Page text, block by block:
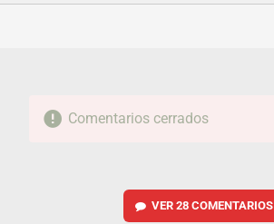
FACEBOOKTWITTERFLIPBOARD
E-
WHATSAPP
Comentarios cerrados
VER 28 COMENTARIOS